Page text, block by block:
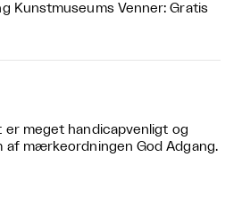
Kunstmuseums Venner: Gratis
er meget handicapvenligt og
af mærkeordningen God Adgang.